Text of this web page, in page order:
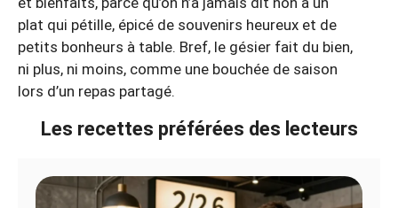
plat qui pétille, épicé de souvenirs heureux et de
petits bonheurs à table. Bref, le gésier fait du bien,
ni plus, ni moins, comme une bouchée de saison
lors d’un repas partagé.
Les recettes préférées des lecteurs